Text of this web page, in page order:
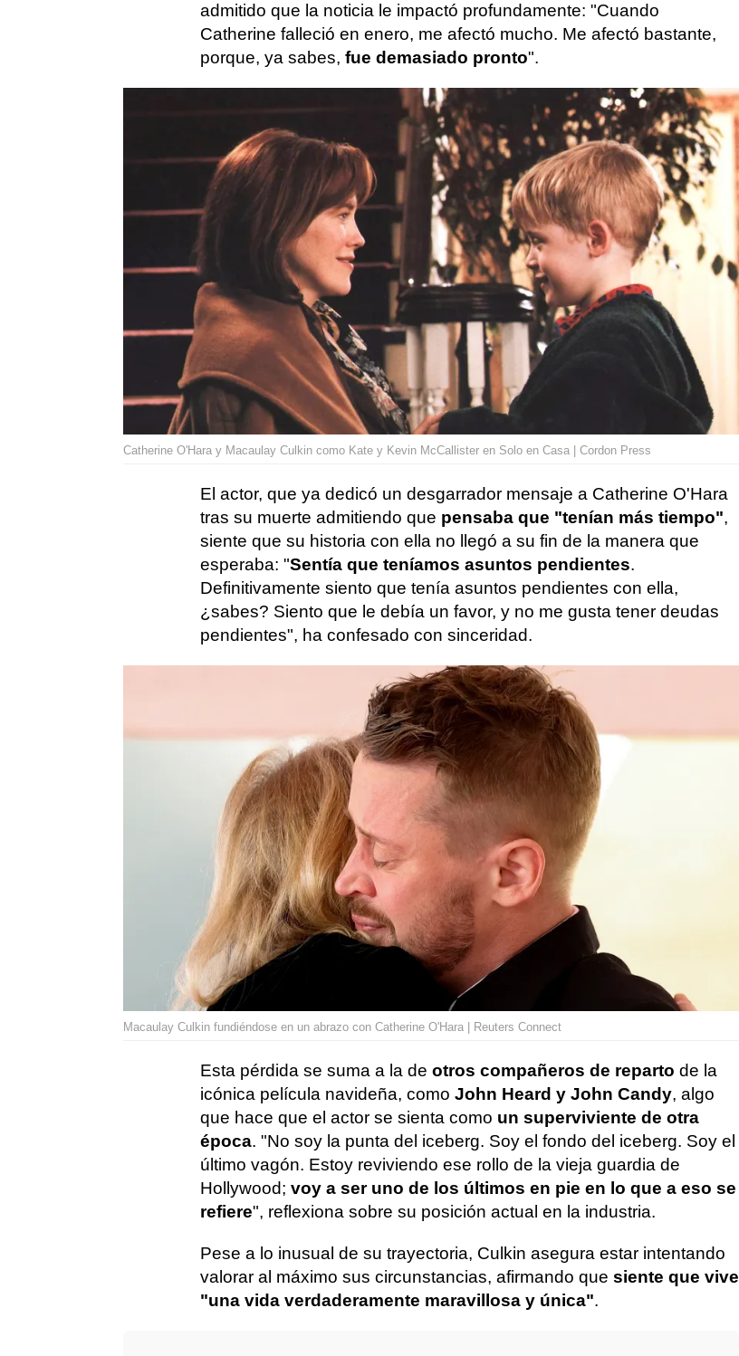
admitido que la noticia le impactó profundamente: "Cuando
Catherine falleció en enero, me afectó mucho. Me afectó bastante,
porque, ya sabes, fue demasiado pronto".
Catherine O'Hara y Macaulay Culkin como Kate y Kevin McCallister en Solo en Casa | Cordon Press
El actor, que ya dedicó un desgarrador mensaje a Catherine O'Hara
tras su muerte admitiendo que pensaba que "tenían más tiempo",
siente que su historia con ella no llegó a su fin de la manera que
esperaba: "Sentía que teníamos asuntos pendientes.
Definitivamente siento que tenía asuntos pendientes con ella,
¿sabes? Siento que le debía un favor, y no me gusta tener deudas
pendientes", ha confesado con sinceridad.
Macaulay Culkin fundiéndose en un abrazo con Catherine O'Hara | Reuters Connect
Esta pérdida se suma a la de otros compañeros de reparto de la
icónica película navideña, como John Heard y John Candy, algo
que hace que el actor se sienta como un superviviente de otra
época. "No soy la punta del iceberg. Soy el fondo del iceberg. Soy el
último vagón. Estoy reviviendo ese rollo de la vieja guardia de
Hollywood; voy a ser uno de los últimos en pie en lo que a eso se
refiere", reflexiona sobre su posición actual en la industria.
Pese a lo inusual de su trayectoria, Culkin asegura estar intentando
valorar al máximo sus circunstancias, afirmando que siente que vive
"una vida verdaderamente maravillosa y única".